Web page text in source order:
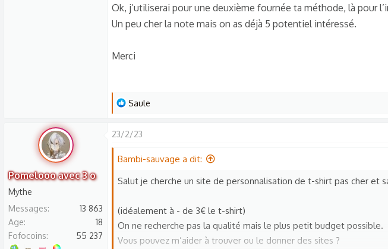
Sinon j'ai trouvé ça mais ils mettent pas les prix
One moment, please...
Ok, j’utiliserai pour une deuxième fournée ta méthode, là pour
Un peu cher la note mais on as déjà 5 potentiel intéressé.
Merci
L
s
é
c
i
o
n
Saule
Pomelooo avec 3 o
Mythe
Messages
13 863
Age
18
Fofocoins
55 237
23/2/23
Bambi-sauvage a dit:
Salut je cherche un site de personnalisation de t-shirt pas cher et
(idéalement à - de 3€ le t-shirt)
On ne recherche pas la qualité mais le plus petit budget possible.
Vous pouvez m’aider à trouver ou le donner des sites ?